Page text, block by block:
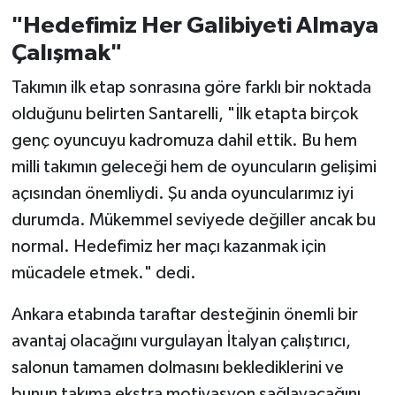
"Hedefimiz Her Galibiyeti Almaya
Çalışmak"
Takımın ilk etap sonrasına göre farklı bir noktada
olduğunu belirten Santarelli, "İlk etapta birçok
genç oyuncuyu kadromuza dahil ettik. Bu hem
milli takımın geleceği hem de oyuncuların gelişimi
açısından önemliydi. Şu anda oyuncularımız iyi
durumda. Mükemmel seviyede değiller ancak bu
normal. Hedefimiz her maçı kazanmak için
mücadele etmek." dedi.
Ankara etabında taraftar desteğinin önemli bir
avantaj olacağını vurgulayan İtalyan çalıştırıcı,
salonun tamamen dolmasını beklediklerini ve